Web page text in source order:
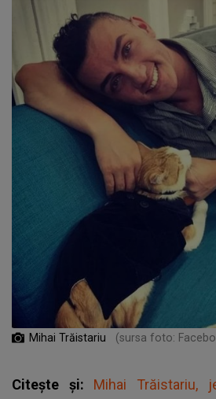
Mihai Trăistariu (sursa foto:
Citește și: Mihai Trăistariu,